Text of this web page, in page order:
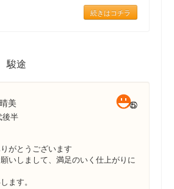
続きはコチラ
駿途
美
後半
がとうございます
いしまして、満足のいく仕上がりに
ます。